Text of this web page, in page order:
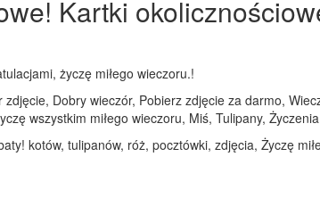
Kartki
życzę miłego wieczoru.!
Dobry wieczór, Pobierz zdjęcie za darmo,
wszystkim miłego wieczoru, Miś, Tulipany,
kotów, tulipanów, róż, pocztówki, zdjęcia, Życzę